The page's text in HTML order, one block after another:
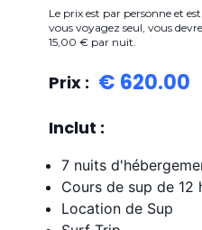
Le prix est par personne et
vous voyagez seul, vous
15,00 € par nuit.
Prix : € 620.00
Inclut :
7 nuits
Cours de sup de 12
Location de Sup